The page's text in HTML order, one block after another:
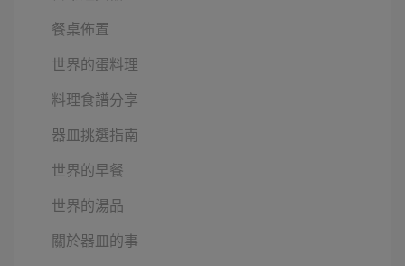
餐桌佈置
世界的蛋料理
料理食譜分享
器皿挑選指南
世界的早餐
世界的湯品
關於器皿的事